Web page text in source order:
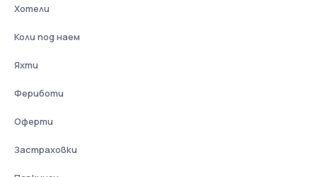
Хотели
Коли под наем
Яхти
Фериботи
Оферти
Застраховки